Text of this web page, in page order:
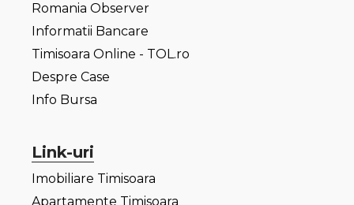
Romania Observer
Informatii Bancare
Timisoara Online - TOL.ro
Despre Case
Info Bursa
Link-uri
Imobiliare Timisoara
Apartamente Timisoara